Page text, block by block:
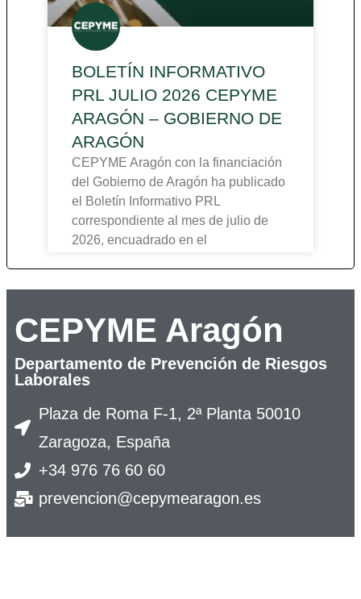
BOLETÍN INFORMATIVO
PRL JULIO 2026 CEPYME
ARAGÓN – GOBIERNO DE
ARAGÓN
CEPYME Aragón con la financiación
del Gobierno de Aragón ha publicado
el Boletín Informativo PRL
correspondiente al mes de julio de
2026, encuadrado en el
CEPYME Aragón
Departamento de Prevención de Riesgos
Laborales
Plaza de Roma F-1, 2ª Planta 50010
Zaragoza, España
+34 976 76 60 60
prevencion@cepymearagon.es